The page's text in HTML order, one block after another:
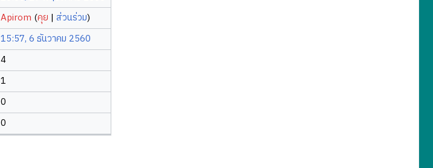
Apirom (คุย |ส่วนร่วม)
15:57, 6 ธันวาคม 2560
4
1
0
0